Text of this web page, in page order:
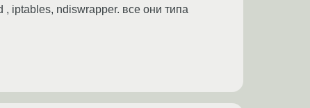
iptables, ndiswrapper. все они типа